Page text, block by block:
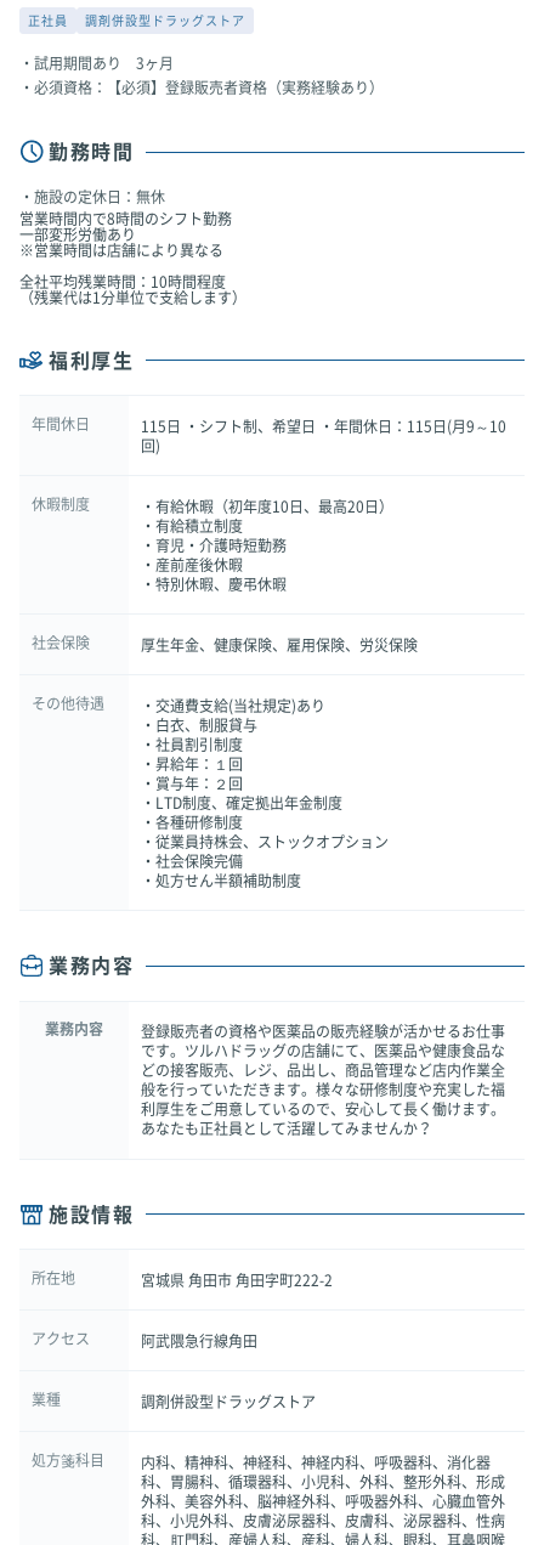
正社員 調剤併設型ドラッグストア
試用期間あり 3ヶ月
必須資格：【必須】登録販売者資格（実務経験あり）
勤務時間
施設の定休日：無休
営業時間内で8時間のシフト勤務
一部変形労働あり
※営業時間は店舗により異なる
全社平均残業時間：10時間程度
（残業代は1分単位で支給します）
福利厚生
年間休日
115日 ・シフト制、希望日 ・年間休日：115日(月9～10
回)
休暇制度
・有給休暇（初年度10日、最高20日）
・有給積立制度
・育児・介護時短勤務
・産前産後休暇
・特別休暇、慶弔休暇
社会保険 厚生年金、健康保険、雇用保険、労災保険
その他待遇
・交通費支給(当社規定)あり
・白衣、制服貸与
・社員割引制度
・昇給年：１回
・賞与年：２回
・LTD制度、確定拠出年金制度
・各種研修制度
・従業員持株会、ストックオプション
・社会保険完備
・処方せん半額補助制度
業務内容
業務内容
登録販売者の資格や医薬品の販売経験が活かせるお仕事
です。ツルハドラッグの店舗にて、医薬品や健康食品な
どの接客販売、レジ、品出し、商品管理など店内作業全
般を行っていただきます。様々な研修制度や充実した福
利厚生をご用意しているので、安心して長く働けます。
あなたも正社員として活躍してみませんか？
施設情報
所在地 宮城県 角田市 角田字町222-2
アクセス 阿武隈急行線角田
業種 調剤併設型ドラッグストア
処方箋科目
内科、精神科、神経科、神経内科、呼吸器科、消化器
科、胃腸科、循環器科、小児科、外科、整形外科、形成
外科、美容外科、脳神経外科、呼吸器外科、心臓血管外
科、小児外科、皮膚泌尿器科、皮膚科、泌尿器科、性病
科、肛門科、産婦人科、産科、婦人科、眼科、耳鼻咽喉